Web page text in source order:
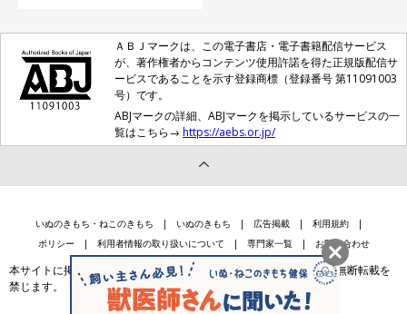
ＡＢＪマークは、この電子書店・電子書籍配信サービス
が、著作権者からコンテンツ使用許諾を得た正規版配信サ
ービスであることを示す登録商標（登録番号 第11091003
号）です。
ABJマークの詳細、ABJマークを掲示しているサービスの一
覧はこちら→ https://aebs.or.jp/
いぬのきもち・ねこのきもち いぬのきもち 広告掲載
利用規約
ポリシー
利用者情報の取り扱いについて 専門家一覧 お問い合わせ
本サイトに掲載されている記事・写真・イラスト等のコンテンツの無断転載を
禁じます。